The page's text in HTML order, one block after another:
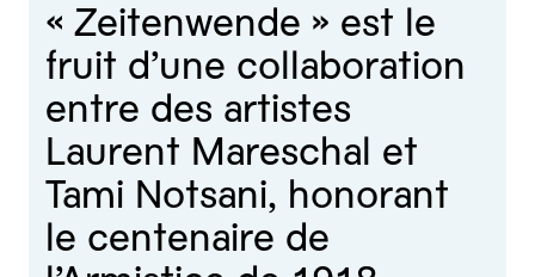
« Zeitenwende » est le
fruit d’une collaboration
entre des artistes
Laurent Mareschal et
Tami Notsani, honorant
le centenaire de